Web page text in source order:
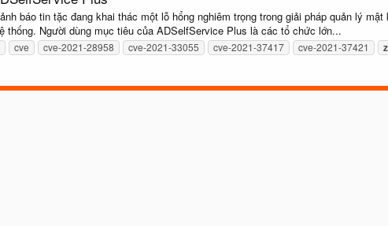
báo tin tặc đang khai thác một lỗ hổng nghiêm trọng trong giải pháp quản lý
thống. Người dùng mục tiêu của ADSelfService Plus là các tổ chức lớn...
cve cve-2021-28958 cve-2021-33055 cve-2021-37417 cve-2021-37421